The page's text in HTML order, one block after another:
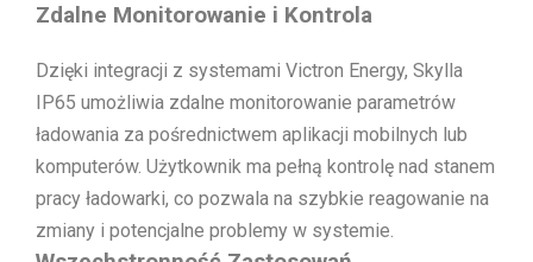
Zdalne Monitorowanie i Kontrola
Dzięki integracji z systemami Victron Energy, Skylla
IP65 umożliwia zdalne monitorowanie parametrów
ładowania za pośrednictwem aplikacji mobilnych lub
komputerów. Użytkownik ma pełną kontrolę nad stanem
pracy ładowarki, co pozwala na szybkie reagowanie na
zmiany i potencjalne problemy w systemie.